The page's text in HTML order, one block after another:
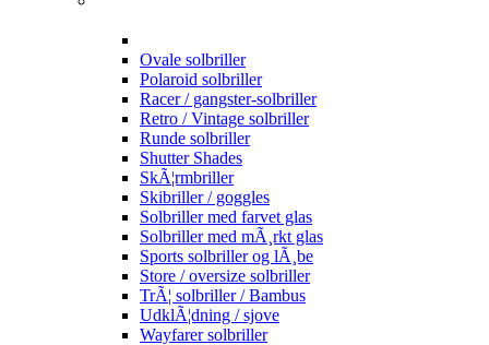
Ovale solbriller
Polaroid solbriller
Racer / gangster-solbriller
Retro / Vintage solbriller
Runde solbriller
Shutter Shades
SkÃ¦rmbriller
Skibriller / goggles
Solbriller med farvet glas
Solbriller med mÃ¸rkt glas
Sports solbriller og lÃ¸be
Store / oversize solbriller
TrÃ¦ solbriller / Bambus
UdklÃ¦dning / sjove
Wayfarer solbriller